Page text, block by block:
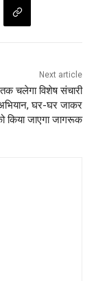
Next article
चलेगा विशेष संचारी
घर-घर जाकर
किया जाएगा जागरूक